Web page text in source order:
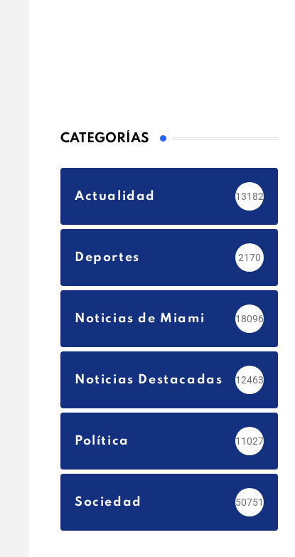
CATEGORÍAS
Actualidad 13182
Deportes 2170
Noticias de Miami 18096
Noticias Destacadas 12463
Política 11027
Sociedad 50751